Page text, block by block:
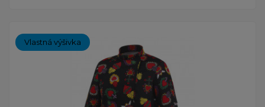
Vlastná výšivka